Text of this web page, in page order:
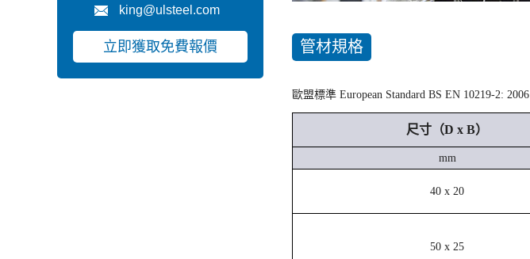
king@ulsteel.com
立即獲取免費報價 管材規格
歐盟標準 European Standard BS EN 10219-2: 2006
尺寸（D x B）
mm
40 x 20
50 x 25